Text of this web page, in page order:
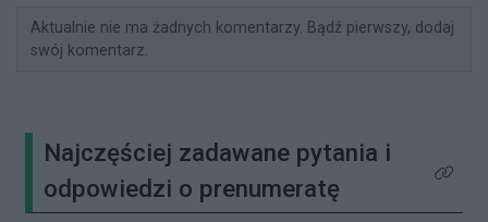
Aktualnie nie ma żadnych komentarzy. Bądź pierwszy, dodaj
swój komentarz.
Najczęściej zadawane pytania i
odpowiedzi o prenumeratę
Kliknij